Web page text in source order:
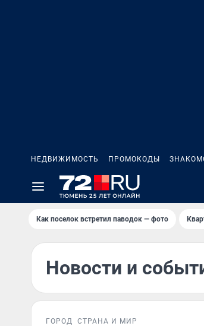
НЕДВИЖИМОСТЬ ПРОМОКОДЫ
Как поселок встретил паводок — фото
Новости и
ГОРОД СТРАНА И МИР